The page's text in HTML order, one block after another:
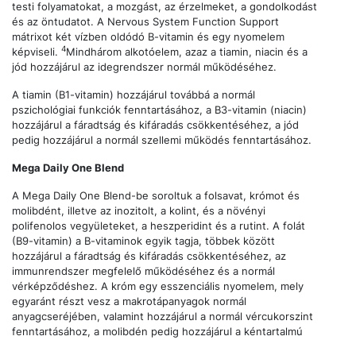
testi folyamatokat, a mozgást, az érzelmeket, a gondolkodást
és az öntudatot. A Nervous System Function Support
mátrixot két vízben oldódó B-vitamin és egy nyomelem
képviseli. 4Mindhárom alkotóelem, azaz a tiamin, niacin és a
jód hozzájárul az idegrendszer normál működéséhez.
A tiamin (B1-vitamin) hozzájárul továbbá a normál
pszichológiai funkciók fenntartásához, a B3-vitamin (niacin)
hozzájárul a fáradtság és kifáradás csökkentéséhez, a jód
pedig hozzájárul a normál szellemi működés fenntartásához.
Mega Daily One Blend
A Mega Daily One Blend-be soroltuk a folsavat, krómot és
molibdént, illetve az inozitolt, a kolint, és a növényi
polifenolos vegyületeket, a heszperidint és a rutint. A folát
(B9-vitamin) a B-vitaminok egyik tagja, többek között
hozzájárul a fáradtság és kifáradás csökkentéséhez, az
immunrendszer megfelelő működéséhez és a normál
vérképződéshez. A króm egy esszenciális nyomelem, mely
egyaránt részt vesz a makrotápanyagok normál
anyagcseréjében, valamint hozzájárul a normál vércukorszint
fenntartásához, a molibdén pedig hozzájárul a kéntartalmú